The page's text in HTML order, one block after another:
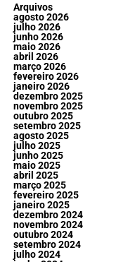
Arquivos
agosto 2026
julho 2026
junho 2026
maio 2026
abril 2026
março 2026
fevereiro 2026
janeiro 2026
dezembro 2025
novembro 2025
outubro 2025
setembro 2025
agosto 2025
julho 2025
junho 2025
maio 2025
abril 2025
março 2025
fevereiro 2025
janeiro 2025
dezembro 2024
novembro 2024
outubro 2024
setembro 2024
julho 2024